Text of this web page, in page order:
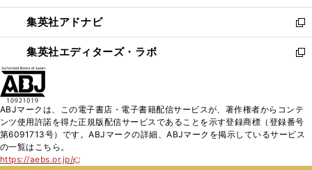
開
く
ウ
で
開
く
ン
ド
ウ
で
ウ
ィ
ン
ド
く
集英社アドナビ
新
し
い
ド
ウ
で
集英社エディターズ・ラボ
新
ィ
ン
ABJマークは、この電子書店・電子書籍配信サービスが、著作権者からコンテ
ンツ使用許諾を得た正規版配信サービスであることを示す登録商標（登録番号
第6091713号）です。ABJマークの詳細、ABJマークを掲示しているサービス
の一覧はこちら。
https://aebs.or.jp/
新